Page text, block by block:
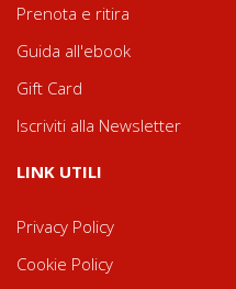
Prenota e ritira
Guida all'ebook
Gift Card
Iscriviti alla Newsletter
LINK UTILI
Privacy Policy
Cookie Policy